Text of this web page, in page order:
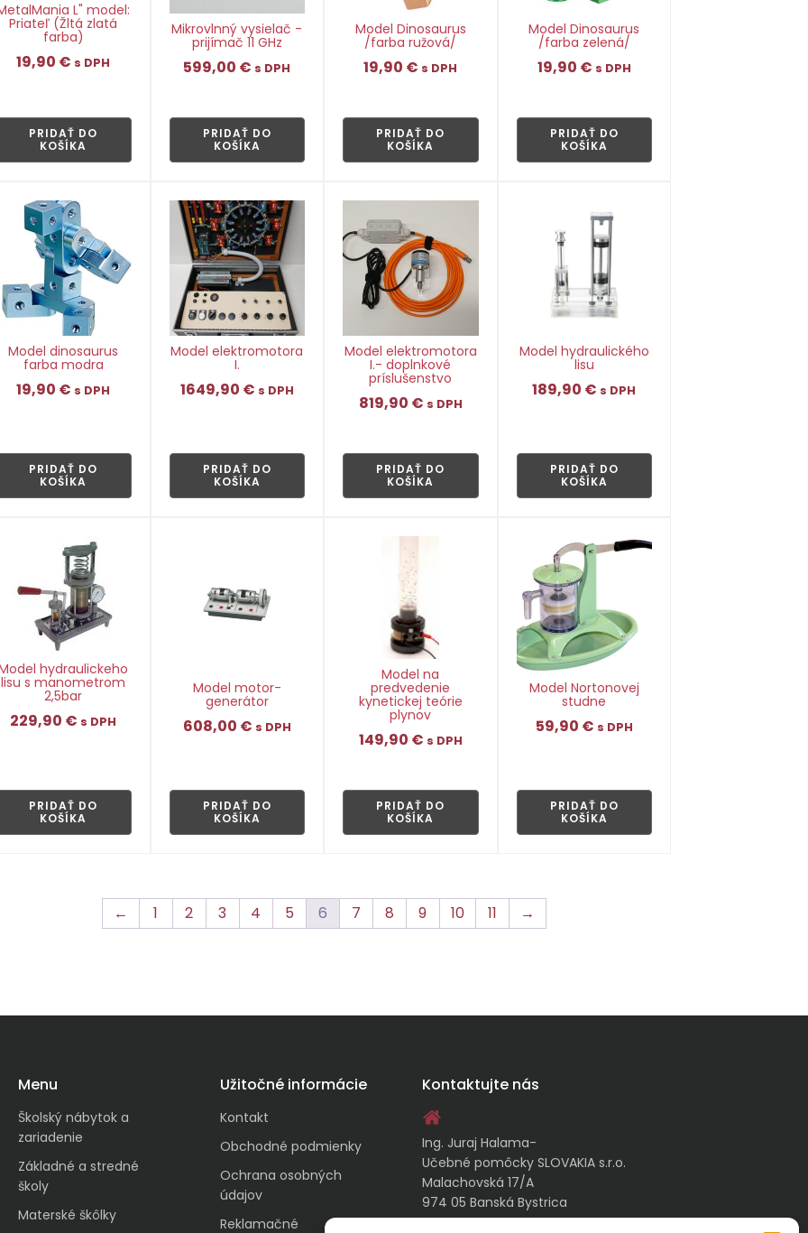
L" model:
Priateľ (Žltá zlatá
farba)
19,90 € s DPH
PRIDAŤ DO
KOŠÍKA
Mikrovlnný vysielač -
prijímač 11 GHz
599,00 € s DPH
PRIDAŤ DO
KOŠÍKA
Model Dinosaurus
/farba ružová/
19,90 € s DPH
PRIDAŤ DO
KOŠÍKA
Model Dinosaurus
/farba zelená/
19,90 € s DPH
PRIDAŤ DO
KOŠÍKA
Model dinosaurus
farba modra
19,90 € s DPH
PRIDAŤ DO
KOŠÍKA
Model elektromotora
I.
1649,90 € s DPH
PRIDAŤ DO
KOŠÍKA
Model elektromotora
I.- doplnkové
príslušenstvo
819,90 € s DPH
PRIDAŤ DO
KOŠÍKA
Model hydraulického
lisu
189,90 € s DPH
PRIDAŤ DO
KOŠÍKA
hydraulickeho
lisu s manometrom
2,5bar
229,90 € s DPH
PRIDAŤ DO
KOŠÍKA
Model motor-
generátor
608,00 € s DPH
PRIDAŤ DO
KOŠÍKA
Model na
predvedenie
kynetickej teórie
plynov
149,90 € s DPH
PRIDAŤ DO
KOŠÍKA
Model Nortonovej
studne
59,90 € s DPH
PRIDAŤ DO
KOŠÍKA
← 1 2 3 4 5 6 7 8 9 10 11 →
Menu
Školský nábytok a
zariadenie
Základné a stredné
školy
Materské škôlky
Užitočné informácie
Kontakt
Obchodné podmienky
Ochrana osobných
údajov
Reklamačné
Kontaktujte nás
Ing. Juraj Halama-
Učebné pomôcky SLOVAKIA s.r.o.
Malachovská 17/A
974 05 Banská Bystrica